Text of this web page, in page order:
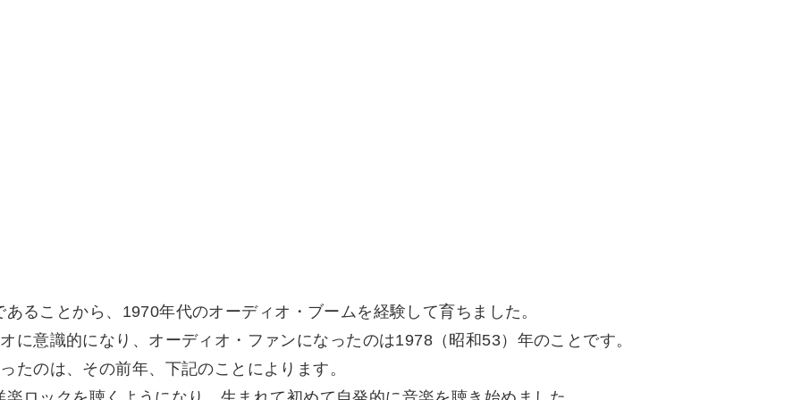
ることから、1970年代のオーディオ・ブームを経験して育ちました。
に意識的になり、オーディオ・ファンになったのは1978（昭和53）年のことです。
たのは、その前年、下記のことによります。